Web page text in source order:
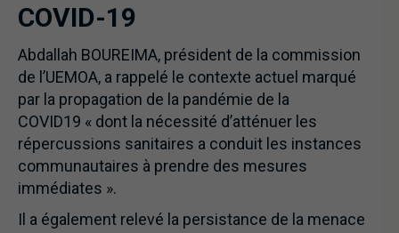
COVID-19
Abdallah BOUREIMA, président de la commission
de l’UEMOA, a rappelé le contexte actuel marqué
par la propagation de la pandémie de la
COVID19 « dont la nécessité d’atténuer les
répercussions sanitaires a conduit les instances
communautaires à prendre des mesures
immédiates ».
Il a également relevé la persistance de la menace